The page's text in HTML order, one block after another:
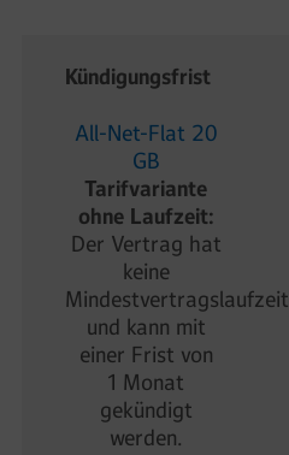
Kündigungsfrist
All-Net-Flat 20
GB
Tarifvariante
ohne Laufzeit:
Der Vertrag hat
keine
Mindestvertragslaufzeit
und kann mit
einer Frist von
1 Monat
gekündigt
werden.